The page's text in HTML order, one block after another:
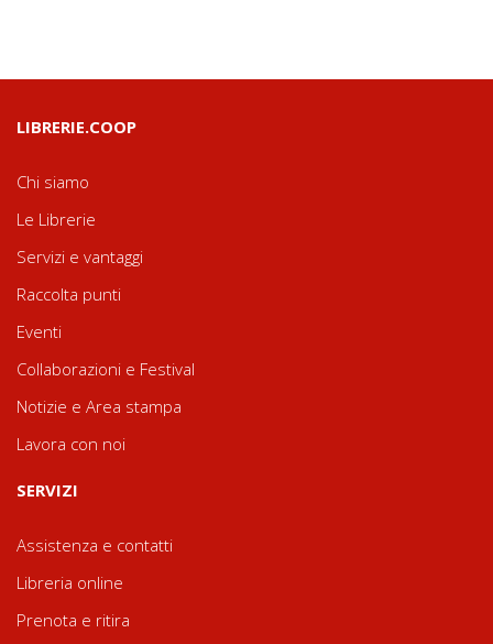
LIBRERIE.COOP
Chi siamo
Le Librerie
Servizi e vantaggi
Raccolta punti
Eventi
Collaborazioni e Festival
Notizie e Area stampa
Lavora con noi
SERVIZI
Assistenza e contatti
Libreria online
Prenota e ritira